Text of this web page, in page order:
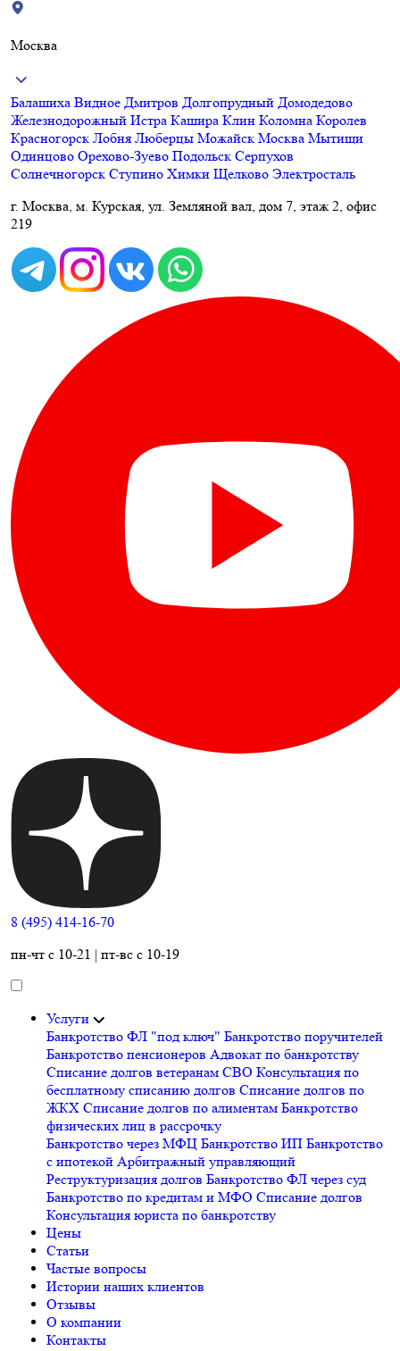
Москва
Балашиха Видное Дмитров Долгопрудный Домодедово
Железнодорожный Истра Кашира Клин Коломна Королев
Красногорск Лобня Люберцы Можайск Москва Мытищи
Одинцово Орехово-Зуево Подольск Серпухов
Солнечногорск Ступино Химки Щелково Электросталь
г. Москва, м. Курская, ул. Земляной вал, дом 7, этаж 2, офис
219
8 (495) 414-16-70
пн-чт с 10-21 | пт-вс с 10-19
Услуги
Банкротство ФЛ "под ключ" Банкротство поручителей
Банкротство пенсионеров Адвокат по банкротству
Списание долгов ветеранам СВО Консультация по
бесплатному списанию долгов Списание долгов по
ЖКХ Списание долгов по алиментам Банкротство
физических лиц в рассрочку
Банкротство через МФЦ Банкротство ИП Банкротство
с ипотекой Арбитражный управляющий
Реструктуризация долгов Банкротство ФЛ через суд
Банкротство по кредитам и МФО Списание долгов
Консультация юриста по банкротству
Цены
Статьи
Частые вопросы
Истории наших клиентов
Отзывы
О компании
Контакты